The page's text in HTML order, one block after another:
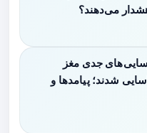
می‌دهند؟
جدی مغز
شدند؛ پیامدها و